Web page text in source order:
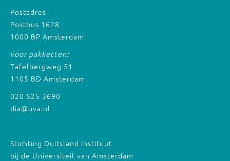
Postadres
Postbus 1628
1000 BP Amsterdam
voor pakketten:
Tafelbergweg 51
1105 BD Amsterdam
020 525 3690
dia@uva.nl
Stichting Duitsland Instituut
bij de Universiteit van Amsterdam